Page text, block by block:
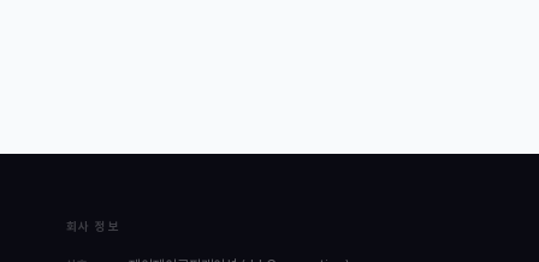
회사 정보